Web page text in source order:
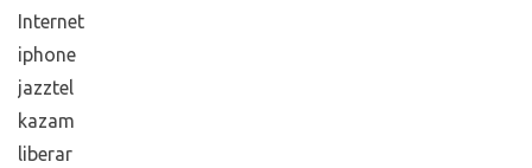
Internet
iphone
jazztel
kazam
liberar